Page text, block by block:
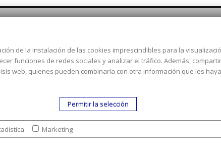
Dirección:c/
Alcorcón
|Nuestra empresa|
de la instalación de las cookies imprescindibles para la
funciones de redes sociales y analizar el tráfico. Además,
web, quienes pueden combinarla con otra información que les
Permitir la selección
Marketing